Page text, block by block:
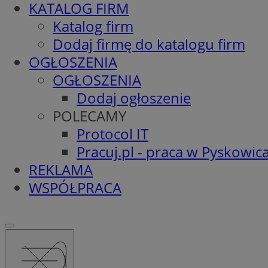
KATALOG FIRM
Katalog firm
Dodaj firmę do katalogu firm
OGŁOSZENIA
OGŁOSZENIA
Dodaj ogłoszenie
POLECAMY
Protocol IT
Pracuj.pl - praca w
REKLAMA
WSPÓŁPRACA